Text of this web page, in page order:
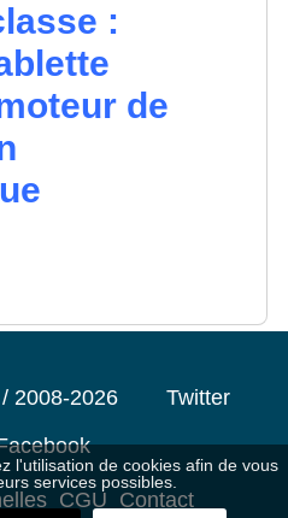
:
de
2008-2026
Twitter
CGU Contact
l'utilisation de cookies afin de vous
services possibles.